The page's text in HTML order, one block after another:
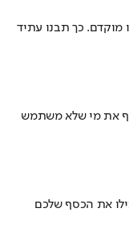
מוקדם. כך תבנו עתיד
את מי שלא משתמש
את הכסף שלכם